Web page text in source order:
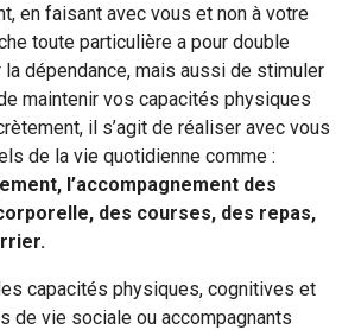
en faisant avec vous et non à votre
toute particulière a pour double
dépendance, mais aussi de stimuler
maintenir vos capacités physiques
il s’agit de réaliser avec vous
de la vie quotidienne comme :
l’accompagnement des
des courses, des repas,
capacités physiques, cognitives et
de vie sociale ou accompagnants